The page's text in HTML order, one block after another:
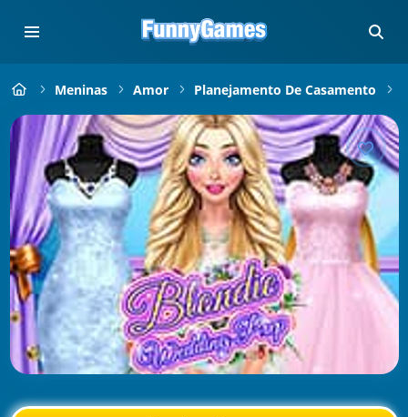
Meninas Amor Planejamento De Casamento